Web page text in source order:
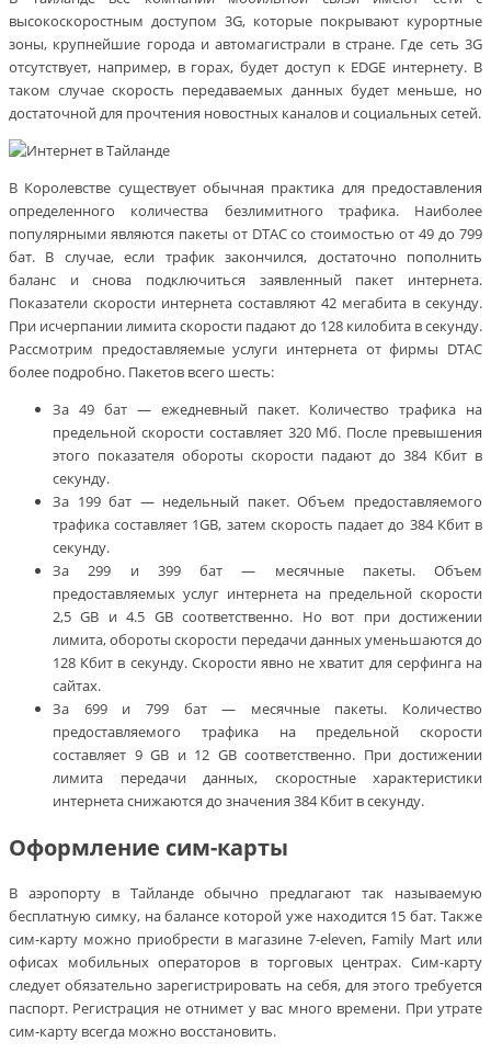
высокоскоростным доступом 3G, которые покрывают курортные
зоны, крупнейшие города и автомагистрали в стране. Где сеть 3G
отсутствует, например, в горах, будет доступ к EDGE интернету. В
таком случае скорость передаваемых данных будет меньше, но
достаточной для прочтения новостных каналов и социальных сетей.
В Королевстве существует обычная практика для предоставления
определенного количества безлимитного трафика. Наиболее
популярными являются пакеты от DTAC со стоимостью от 49 до 799
бат. В случае, если трафик закончился, достаточно пополнить
баланс и снова подключиться заявленный пакет интернета.
Показатели скорости интернета составляют 42 мегабита в секунду.
При исчерпании лимита скорости падают до 128 килобита в секунду.
Рассмотрим предоставляемые услуги интернета от фирмы DTAC
более подробно. Пакетов всего шесть:
За 49 бат — ежедневный пакет. Количество трафика на
предельной скорости составляет 320 Мб. После превышения
этого показателя обороты скорости падают до 384 Кбит в
секунду.
За 199 бат — недельный пакет. Объем предоставляемого
трафика составляет 1GВ, затем скорость падает до 384 Кбит в
секунду.
За 299 и 399 бат — месячные пакеты. Объем
предоставляемых услуг интернета на предельной скорости
2,5 GВ и 4.5 GВ соответственно. Но вот при достижении
лимита, обороты скорости передачи данных уменьшаются до
128 Кбит в секунду. Скорости явно не хватит для серфинга на
сайтах.
За 699 и 799 бат — месячные пакеты. Количество
предоставляемого трафика на предельной скорости
составляет 9 GВ и 12 GВ соответственно. При достижении
лимита передачи данных, скоростные характеристики
интернета снижаются до значения 384 Кбит в секунду.
Оформление сим-карты
В аэропорту в Тайланде обычно предлагают так называемую
бесплатную симку, на балансе которой уже находится 15 бат. Также
сим-карту можно приобрести в магазине 7-eleven, Family Mart или
офисах мобильных операторов в торговых центрах. Сим-карту
следует обязательно зарегистрировать на себя, для этого требуется
паспорт. Регистрация не отнимет у вас много времени. При утрате
сим-карту всегда можно восстановить.